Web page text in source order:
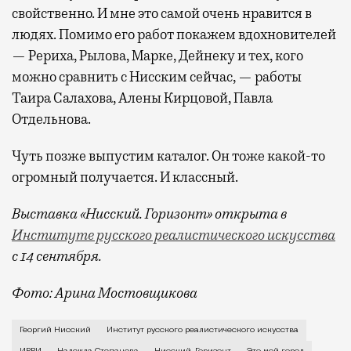
свойственно. И мне это самой очень нравится в
людях. Помимо его работ покажем вдохновителей
— Рериха, Рылова, Марке, Дейнеку и тех, кого
можно сравнить с Нисским сейчас, — работы
Таира Салахова, Алены Кирцовой, Павла
Отдельнова.
Чуть позже выпустим каталог. Он тоже какой-то
огромный получается. И классный.
Выставка «Нисский. Горизонт» открыта в
Институте русского реалистического искусства
с 14 сентября.
Фото: Арина Мостовщикова
О Москве, в которой есть все, кроме моря, о
Георгий Нисский Институт русского реалистического искусства